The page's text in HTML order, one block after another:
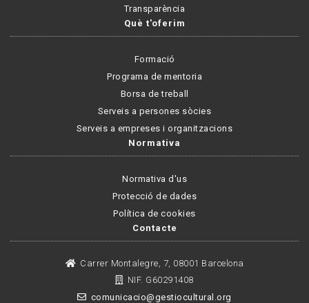
Transparència
Què t'oferim
Formació
Programa de mentoria
Borsa de treball
Serveis a persones sòcies
Serveis a empreses i organitzacions
Normativa
Normativa d'us
Protecció de dades
Política de cookies
Contacte
Carrer Montalegre, 7, 08001 Barcelona
NIF. G60291408
comunicacio@gestiocultural.org